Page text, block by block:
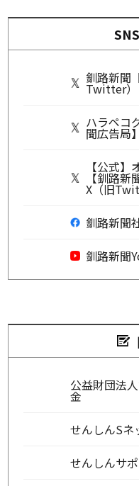
釧路新聞
Twitter）
ハラペコ
聞広告局
【公式
【釧路新
X（旧
釧路新聞
釧路新聞
公益財団法
金
せんしんSネ
せんしんサ